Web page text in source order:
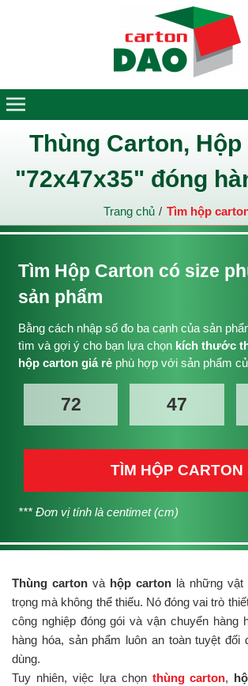
Thùng Carton,
"72x47x35" đóng
Trang chủ Tìm hộp
Tìm Hộp Carton có size
sản phẩm
Bằng cách nhập số đo ba cạnh của sản
tìm và gợi ý cho bạn lựa chọn kích thước
hộp carton giá rẻphù hợp với sản phẩm
TÌM HỘP CARTON
*** Đơn vị tính là centimet (cm)
Thùng carton và hộp carton là những vật
trọng mà không thể thiếu. Nó đóng vai trò
công nghiệp đóng gói và vận chuyển hàng
hàng hóa, sản phẩm luôn an toàn tuyệt đối
dùng.
Tuy nhiên, việc lựa chọn thùng carton,